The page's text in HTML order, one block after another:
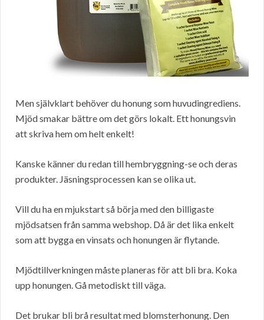
Men självklart behöver du honung som huvudingrediens.
Mjöd smakar bättre om det görs lokalt. Ett honungsvin
att skriva hem om helt enkelt!
Kanske känner du redan till hembryggning-se och deras
produkter. Jäsningsprocessen kan se olika ut.
Vill du ha en mjukstart så börja med den billigaste
mjödsatsen från samma webshop. Då är det lika enkelt
som att bygga en vinsats och honungen är flytande.
Mjödtillverkningen måste planeras för att bli bra. Koka
upp honungen. Gå metodiskt till väga.
Det brukar bli brå resultat med blomsterhonung. Den